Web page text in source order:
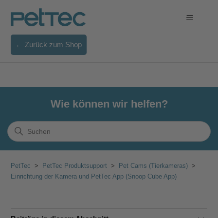
← Zurück zum Shop
Wie können wir helfen?
PetTec PetTec Produktsupport
Pet Cams (Tierkameras)
Einrichtung der Kamera und PetTec App (Snoop Cube App)